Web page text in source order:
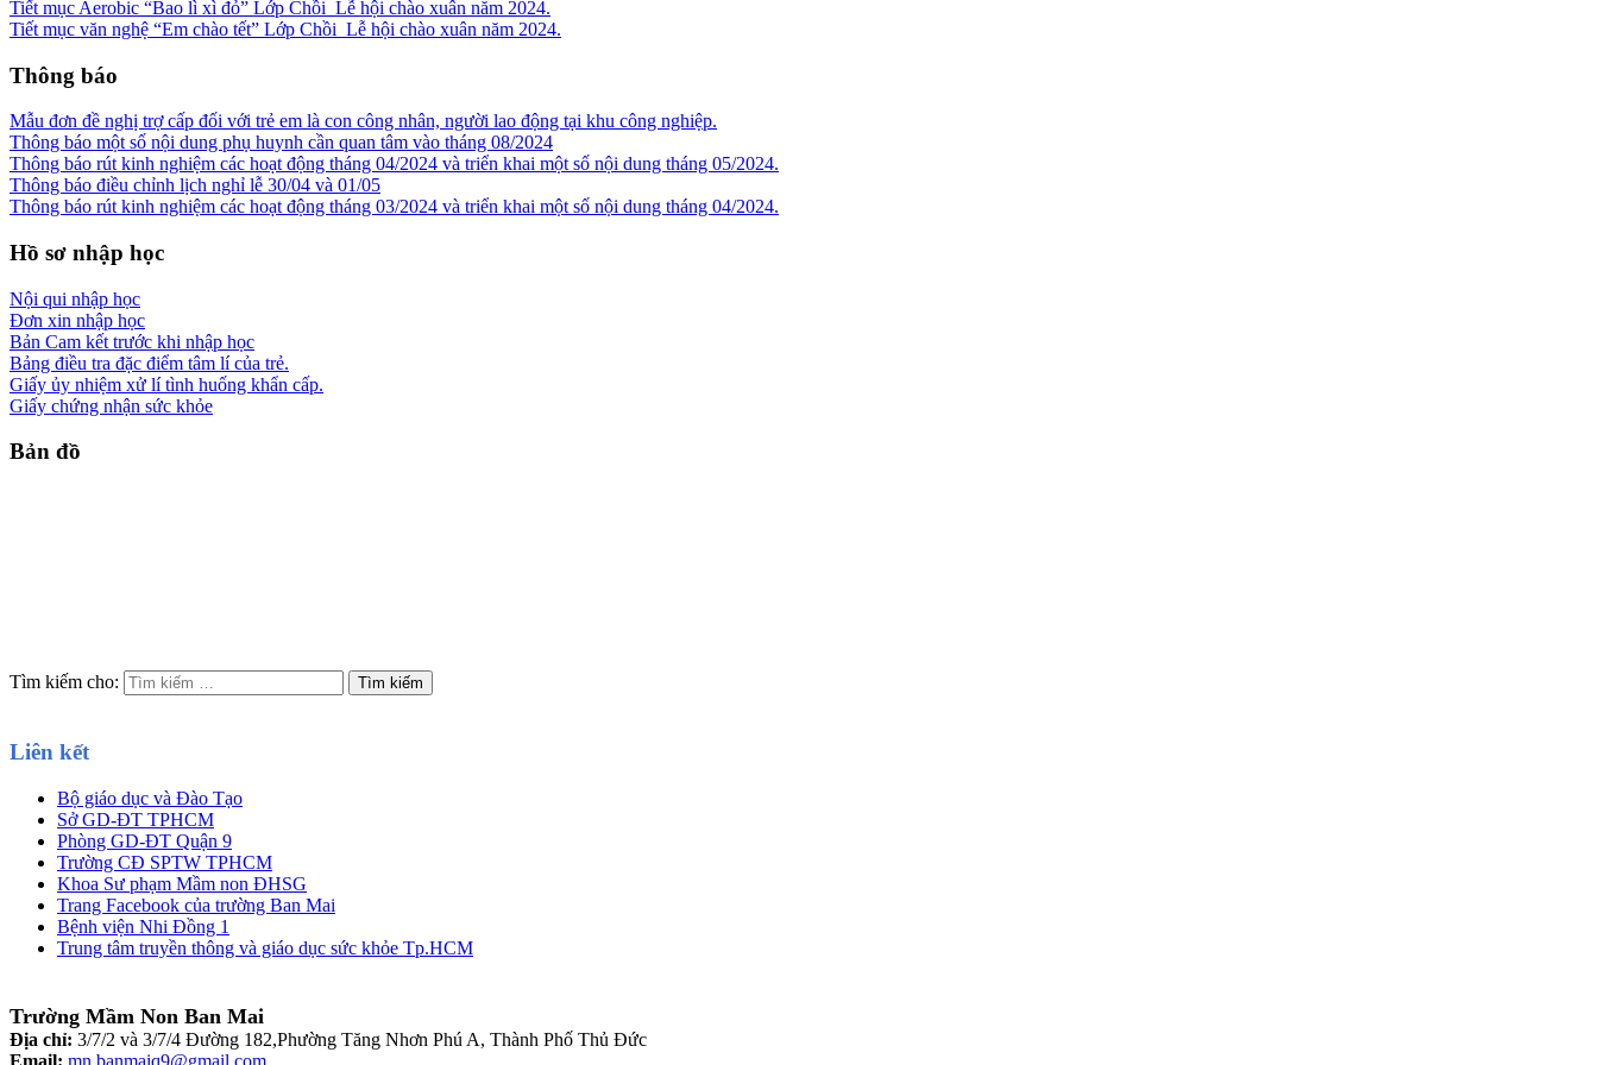
Tiết mục Aerobic “Bao lì xì đỏ” Lớp Chồi_Lễ hội chào xuân năm 2024.
Tiết mục văn nghệ “Em chào tết” Lớp Chồi_Lễ hội chào xuân năm 2024.
Thông báo
Mẫu đơn đề nghị trợ cấp đối với trẻ em là con công nhân, người lao động tại khu công nghiệp.
Thông báo một số nội dung phụ huynh cần quan tâm vào tháng 08/2024
Thông báo rút kinh nghiệm các hoạt động tháng 04/2024 và triển khai một số nội dung tháng 05/2024.
Thông báo điều chỉnh lịch nghỉ lễ 30/04 và 01/05
Thông báo rút kinh nghiệm các hoạt động tháng 03/2024 và triển khai một số nội dung tháng 04/2024.
Hồ sơ nhập học
Nội qui nhập học
Đơn xin nhập học
Bản Cam kết trước khi nhập học
Bảng điều tra đặc điểm tâm lí của trẻ.
Giấy ủy nhiệm xử lí tình huống khẩn cấp.
Giấy chứng nhận sức khỏe
Bản đồ
Tìm kiếm cho:
Liên kết
Bộ giáo dục và Đào Tạo
Sở GD-ĐT TPHCM
Phòng GD-ĐT Quận 9
Trường CĐ SPTW TPHCM
Khoa Sư phạm Mầm non ĐHSG
Trang Facebook của trường Ban Mai
Bệnh viện Nhi Đồng 1
Trung tâm truyền thông và giáo dục sức khỏe Tp.HCM
Trường Mầm Non Ban Mai
Địa chỉ: 3/7/2 và 3/7/4 Đường 182,Phường Tăng Nhơn Phú A, Thành Phố Thủ Đức
Email: mn.banmaiq9@gmail.com